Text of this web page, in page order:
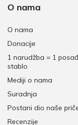
O nama
O nama
Donacije
1 narudžba = 1
stablo
Mediji o nama
Suradnja
Postani dio naše
Recenzije